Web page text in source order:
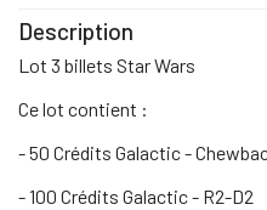
Description
Lot 3 billets Star Wars
Ce lot contient :
- 50 Crédits Galactic -
- 100 Crédits Galactic - R2-D2